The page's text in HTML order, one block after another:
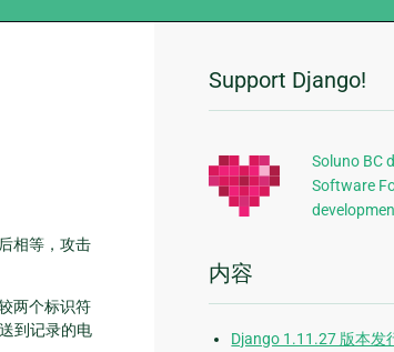
相等，攻击
两个标识符
到记录的电
附
加
信
息
Support Django!
Soluno BC
Software
内容
Django 1.11.27 版本发